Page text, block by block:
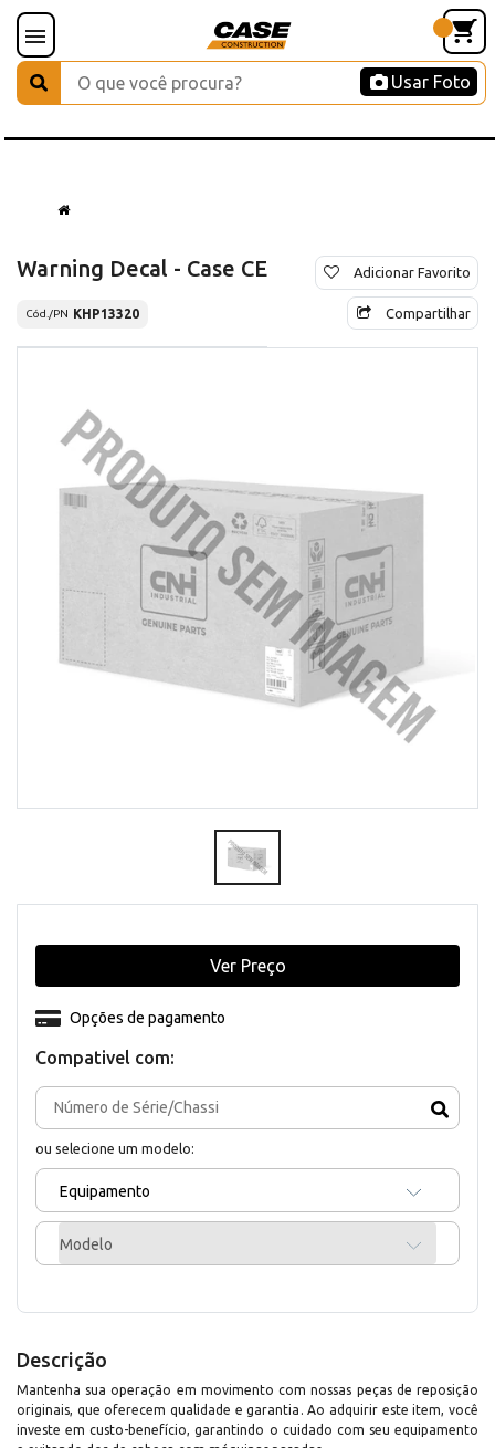
Usar Foto
Warning Decal - Case CE
Cód./PN KHP13320
Adicionar Favorito
Compartilhar
Compativel com:
ou selecione um modelo:
Equipamento
Modelo
Opções de pagamento
Ver Preço
Descrição
Mantenha sua operação em movimento com nossas peças de reposição
originais, que oferecem qualidade e garantia. Ao adquirir este item, você
investe em custo-benefício, garantindo o cuidado com seu equipamento